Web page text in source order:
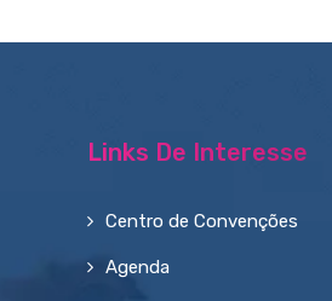
Links De Interesse
Centro de Convenções
Agenda